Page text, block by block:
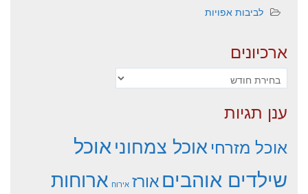
לביבות אפויות
ארכיונים
ארכיונים
ענן תגיות
אוכל מזרחיאוכל צמחוניאוכל
שילדים אוהביםאורז אירוח ארוחות